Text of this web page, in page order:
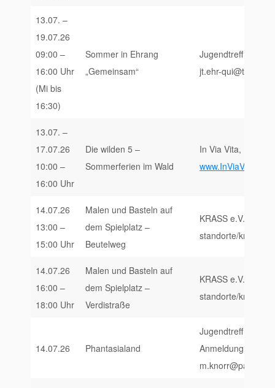
13.07. –
19.07.26
09:00 –
16:00 Uhr
(Mi bis
16:30)
Sommer in Ehrang
„Gemeinsam“
Jugendtreff
jt.ehr-qui@t-
13.07. –
17.07.26
10:00 –
16:00 Uhr
Die wilden 5 –
Sommerferien im Wald
In Via Vita,
www.InViaVita.de/
14.07.26
13:00 –
15:00 Uhr
Malen und Basteln auf
dem Spielplatz –
Beutelweg
KRASS e.V.,
standorte/krass-
14.07.26
16:00 –
18:00 Uhr
Malen und Basteln auf
dem Spielplatz –
Verdistraße
KRASS e.V.,
standorte/krass-
14.07.26 Phantasialand
Jugendtreff X-
Anmeldung unter: